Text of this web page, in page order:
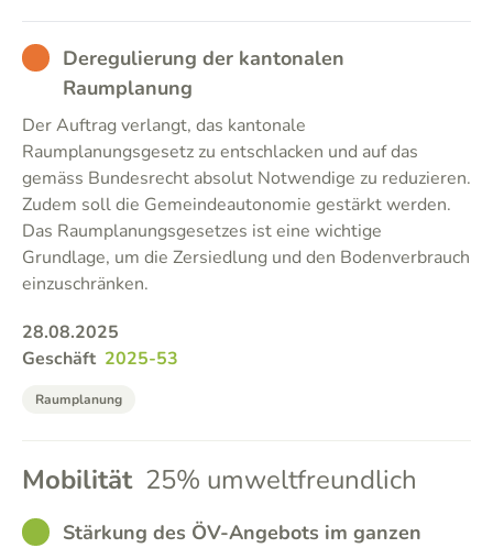
BAD Deregulierung der kantonalen
Raumplanung
Der Auftrag verlangt, das kantonale
Raumplanungsgesetz zu entschlacken und auf das
gemäss Bundesrecht absolut Notwendige zu reduzieren.
Zudem soll die Gemeindeautonomie gestärkt werden.
Das Raumplanungsgesetzes ist eine wichtige
Grundlage, um die Zersiedlung und den Bodenverbrauch
einzuschränken.
28.08.2025
Geschäft 2025-53
Raumplanung
Mobilität 25% umweltfreundlich
GOODStärkung des ÖV-Angebots im ganzen